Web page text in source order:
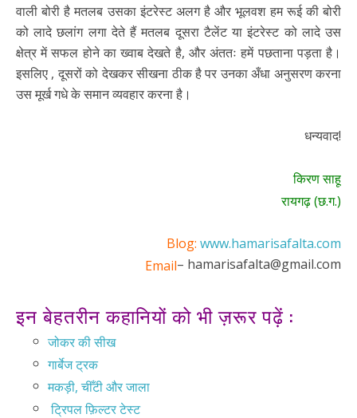
वाली बोरी है मतलब उसका इंटरेस्ट अलग है और भूलवश हम रूई की बोरी
को लादे छलांग लगा देते हैं मतलब दूसरा टैलेंट या इंटरेस्ट को लादे उस
क्षेत्र में सफल होने का ख्वाब देखते है, और अंततः हमें पछताना पड़ता है।
इसलिए , दूसरों को देखकर सीखना ठीक है पर उनका अँधा अनुसरण करना
उस मूर्ख गधे के समान व्यवहार करना है।
धन्यवाद!
किरण साहू
रायगढ़ (छ.ग.)
Blog: www.hamarisafalta.com
Email– hamarisafalta@gmail.com
इन बेहतरीन कहानियों को भी ज़रूर पढ़ें :
जोकर की सीख
गार्बेज ट्रक
मकड़ी, चीँटी और जाला
ट्रिपल फ़िल्टर टेस्ट